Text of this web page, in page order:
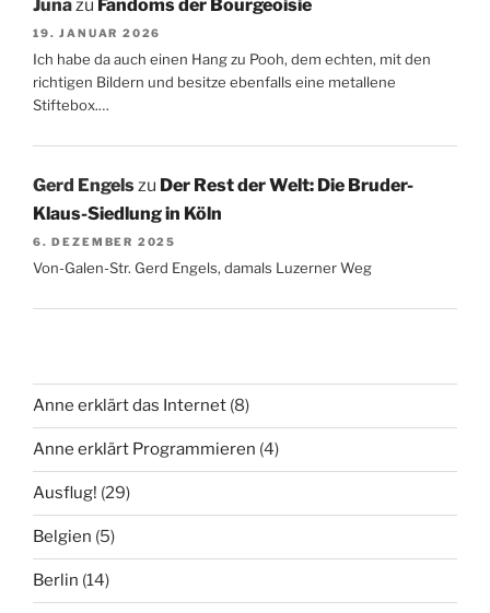
Junazu Fandoms der Bourgeoisie
19. JANUAR 2026
Ich habe da auch einen Hang zu Pooh, dem echten, mit den
richtigen Bildern und besitze ebenfalls eine metallene
Stiftebox.…
Gerd Engelszu Der Rest der Welt: Die Bruder-
Klaus-Siedlung in Köln
6. DEZEMBER 2025
Von-Galen-Str. Gerd Engels, damals Luzerner Weg
Anne erklärt das Internet (8)
Anne erklärt Programmieren (4)
Ausflug! (29)
Belgien (5)
Berlin (14)